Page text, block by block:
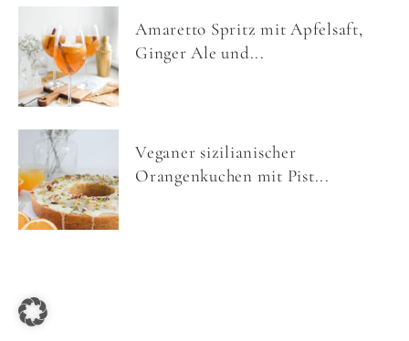
Amaretto Spritz mit Apfelsaft,
Ginger Ale und...
Veganer sizilianischer
Orangenkuchen mit Pist...